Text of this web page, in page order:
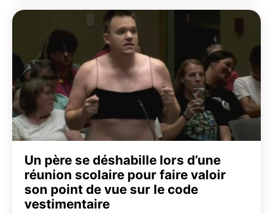
Un père se déshabille lors d’une
réunion scolaire pour faire valoir
son point de vue sur le code
vestimentaire